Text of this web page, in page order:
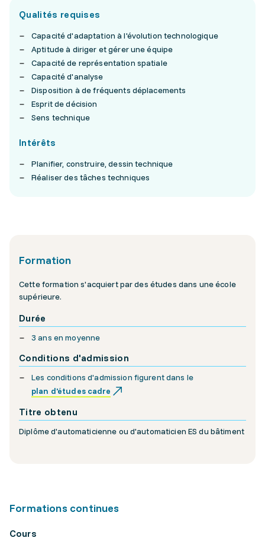
Qualités requises
Capacité d'adaptation à l'évolution technologique
Aptitude à diriger et gérer une équipe
Capacité de représentation spatiale
Capacité d'analyse
Disposition à de fréquents déplacements
Esprit de décision
Sens technique
Intérêts
Planifier, construire, dessin technique
Réaliser des tâches techniques
Formation
Cette formation s'acquiert par des études dans une école
supérieure.
Durée
3 ans en moyenne
Conditions d'admission
Les conditions d'admission figurent dans le
plan d'études cadre
Titre obtenu
Diplôme d'automaticienne ou d'automaticien ES du bâtiment
Formations continues
Cours